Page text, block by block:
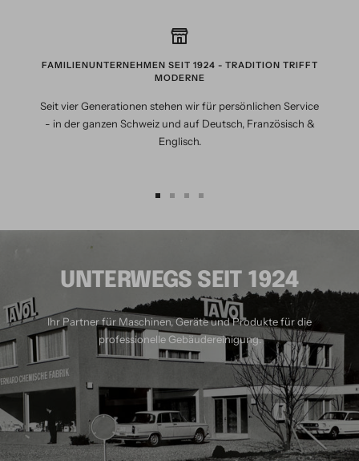
FAMILIENUNTERNEHMEN SEIT 1924 - TRADITION TRIFFT
MODERNE
Seit vier Generationen stehen wir für persönlichen Service
- in der ganzen Schweiz und auf Deutsch, Französisch &
Englisch.
UNTERWEGS SEIT 1924
Ihr Partner für Maschinen, Geräte und Produkte für die
professionelle Gebäudereinigung.